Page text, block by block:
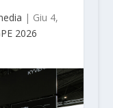
| Giu 4,
2026